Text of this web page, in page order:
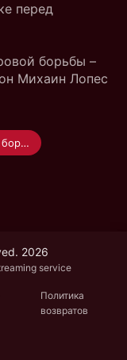
перед
борьбы –
Михаин Лопес
Матчевая встреча по вольной борьбе "Осетия — Дагестан" — 2026
2026
service
Политика
возвратов